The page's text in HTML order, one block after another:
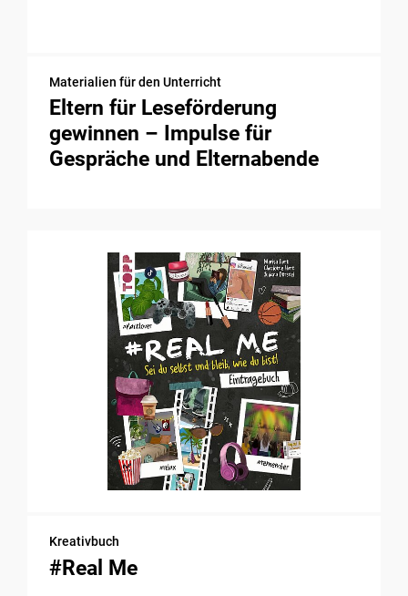
Materialien für den Unterricht
Eltern für Leseförderung
gewinnen – Impulse für
Gespräche und Elternabende
Kreativbuch
#Real Me